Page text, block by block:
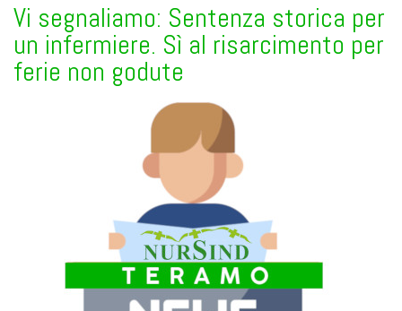
Vi segnaliamo: Sentenza storica per
un infermiere. Sì al risarcimento per
ferie non godute